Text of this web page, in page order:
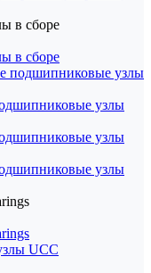
в сборе
в сборе
подшипниковые узлы
узлы
узлы
узлы
UCC